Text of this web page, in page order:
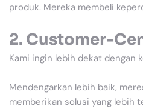
produk. Mereka membeli
2. Customer-
Kami ingin lebih dekat dengan
Mendengarkan lebih baik,
memberikan solusi yang lebih